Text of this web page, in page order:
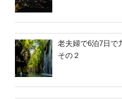
老夫婦で6泊7日で
その２